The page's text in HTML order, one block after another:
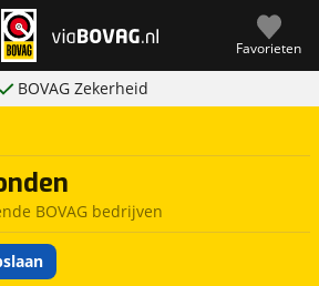
Favorieten
BOVAG Zekerheid
BOVAG bedrijven